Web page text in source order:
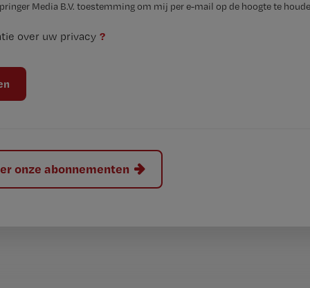
Media B.V. toestemming om mij per e-mail op de hoogte te
over uw privacy ?
onze abonnementen